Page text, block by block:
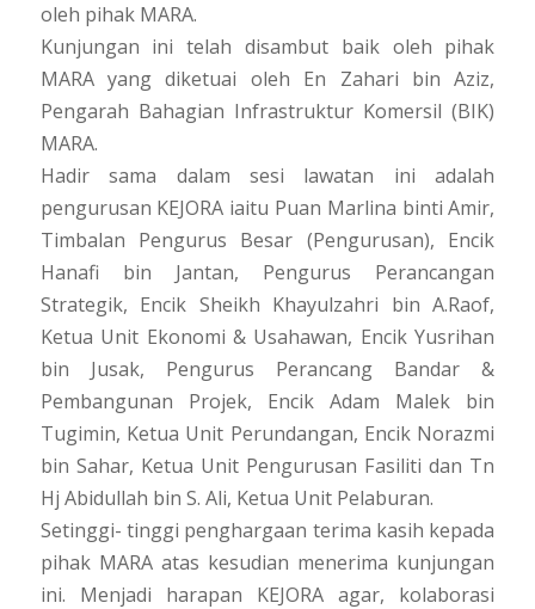
oleh pihak MARA.
Kunjungan ini telah disambut baik oleh pihak
MARA yang diketuai oleh En Zahari bin Aziz,
Pengarah Bahagian Infrastruktur Komersil (BIK)
MARA.
Hadir sama dalam sesi lawatan ini adalah
pengurusan KEJORA iaitu Puan Marlina binti Amir,
Timbalan Pengurus Besar (Pengurusan), Encik
Hanafi bin Jantan, Pengurus Perancangan
Strategik, Encik Sheikh Khayulzahri bin A.Raof,
Ketua Unit Ekonomi & Usahawan, Encik Yusrihan
bin Jusak, Pengurus Perancang Bandar &
Pembangunan Projek, Encik Adam Malek bin
Tugimin, Ketua Unit Perundangan, Encik Norazmi
bin Sahar, Ketua Unit Pengurusan Fasiliti dan Tn
Hj Abidullah bin S. Ali, Ketua Unit Pelaburan.
Setinggi- tinggi penghargaan terima kasih kepada
pihak MARA atas kesudian menerima kunjungan
ini. Menjadi harapan KEJORA agar, kolaborasi